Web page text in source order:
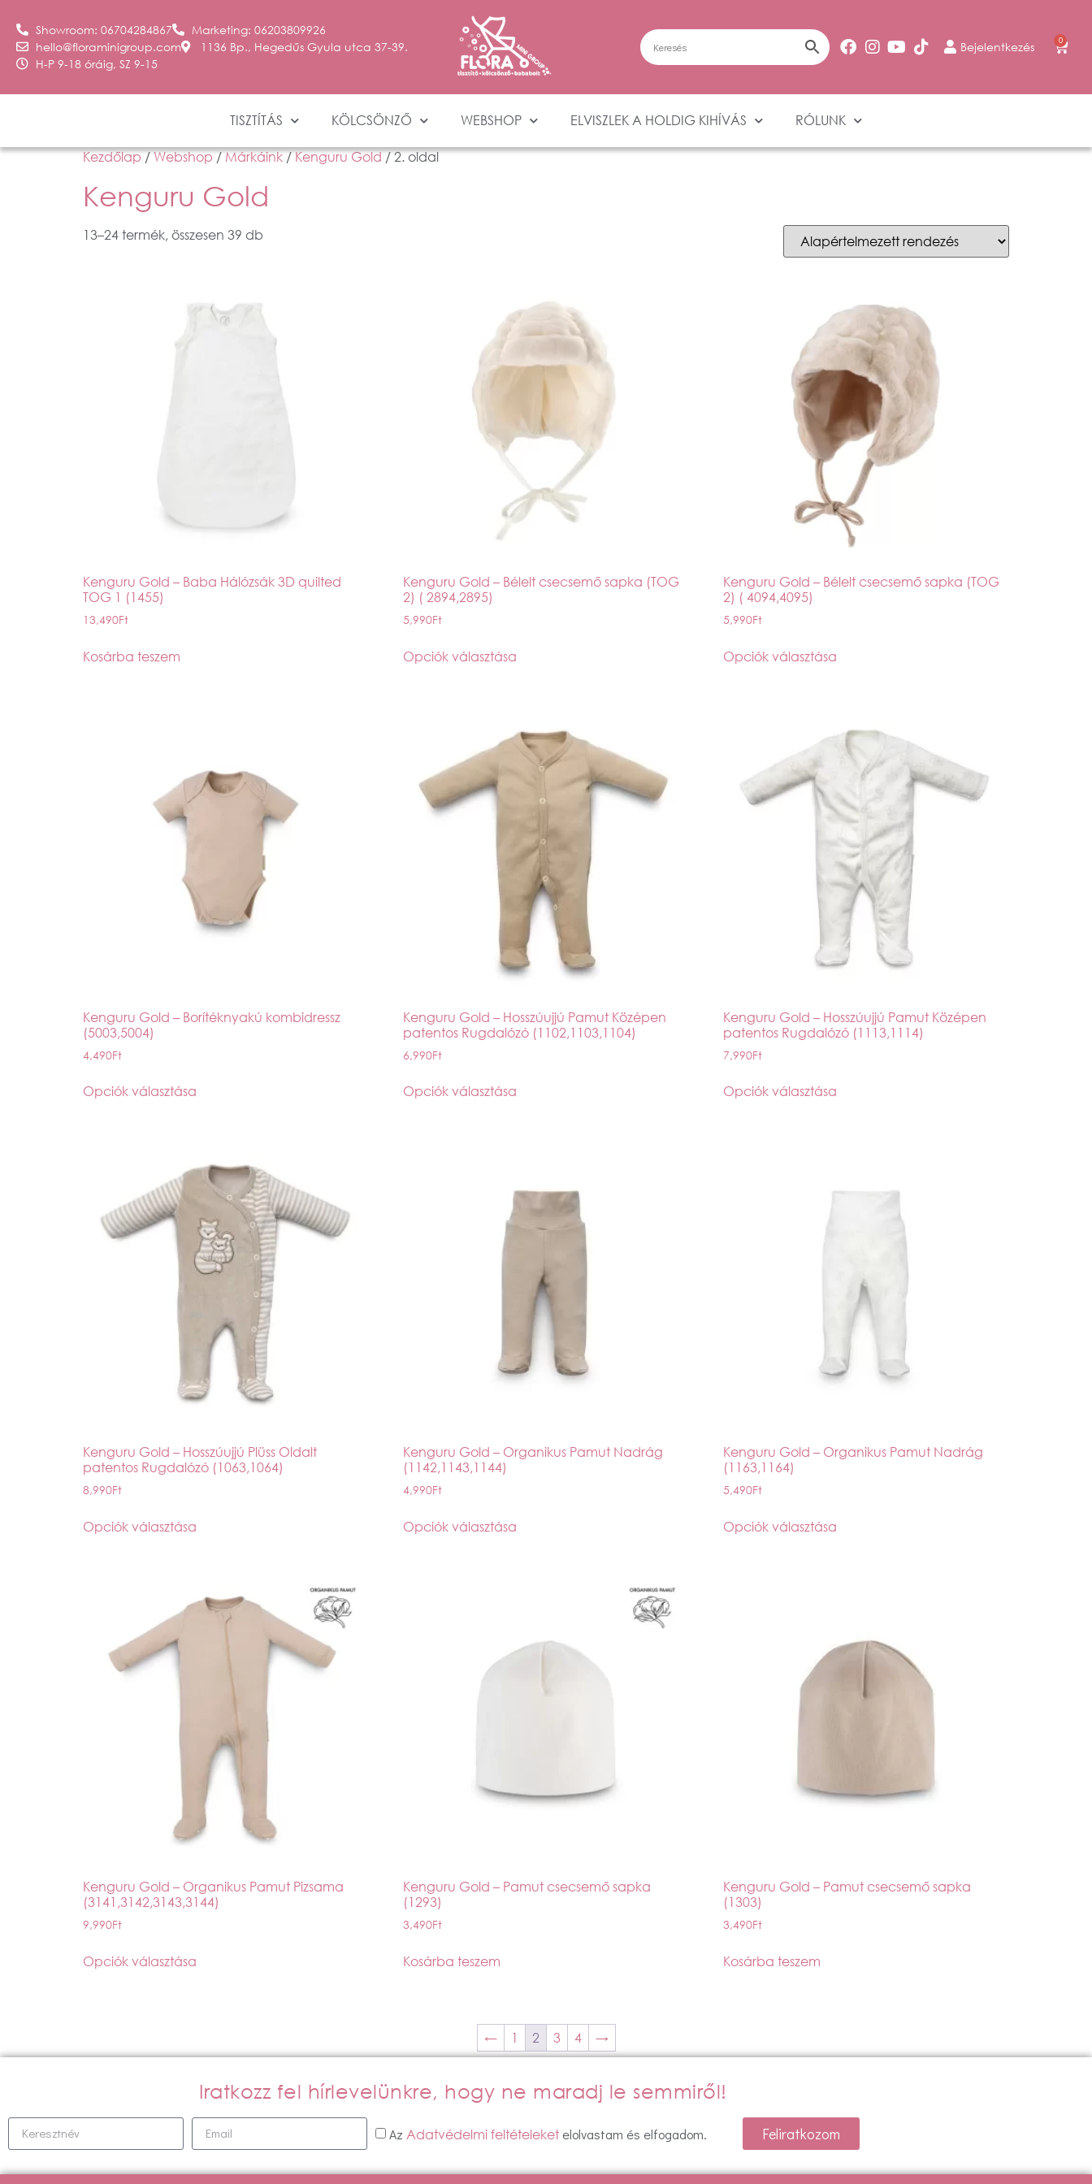
Showroom: 06704284867
Marketing: 06203809926
hello@floraminigroup.com
1136 Bp., Hegedűs Gyula utca 37-39.
H-P 9-18 óráig, SZ 9-15
Bejelentkezés 0
TISZTÍTÁS KÖLCSÖNZŐ WEBSHOP ELVISZLEK A HOLDIG KIHÍVÁS RÓLUNK
Kezdőlap/Webshop/Márkáink/Kenguru Gold/ 2. oldal
Kenguru Gold
13–24 termék, összesen 39 db
Kenguru Gold – Baba Hálózsák 3D quilted
TOG 1 (1455)
13,490Ft
Kosárba teszem
Kenguru Gold – Bélelt csecsemő sapka (TOG
2) ( 2894,2895)
5,990Ft
Opciók választása
Kenguru Gold – Bélelt csecsemő sapka (TOG
2) ( 4094,4095)
5,990Ft
Opciók választása
Kenguru Gold – Borítéknyakú kombidressz
(5003,5004)
4,490Ft
Opciók választása
Kenguru Gold – Hosszúujjú Pamut Középen
patentos Rugdalózó (1102,1103,1104)
6,990Ft
Opciók választása
Kenguru Gold – Hosszúujjú Pamut Középen
patentos Rugdalózó (1113,1114)
7,990Ft
Opciók választása
Kenguru Gold – Hosszúujjú Plüss Oldalt
patentos Rugdalózó (1063,1064)
8,990Ft
Opciók választása
Kenguru Gold – Organikus Pamut Nadrág
(1142,1143,1144)
4,990Ft
Opciók választása
Kenguru Gold – Organikus Pamut Nadrág
(1163,1164)
5,490Ft
Opciók választása
Kenguru Gold – Organikus Pamut Pizsama
(3141,3142,3143,3144)
9,990Ft
Opciók választása
Kenguru Gold – Pamut csecsemő sapka
(1293)
3,490Ft
Kosárba teszem
Kenguru Gold – Pamut csecsemő sapka
(1303)
3,490Ft
Kosárba teszem
← 1 2 3 4 →
Iratkozz fel hírlevelünkre, hogy ne maradj le semmiről!
Az Adatvédelmi feltételeket elolvastam és elfogadom. Feliratkozom